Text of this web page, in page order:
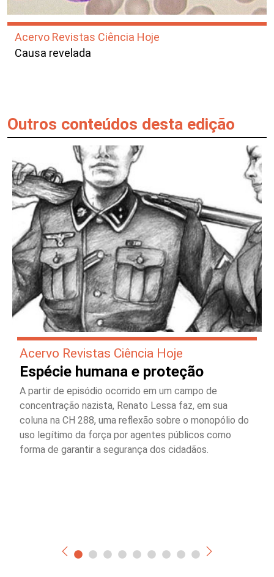
Acervo Revistas Ciência Hoje
Causa revelada
Outros conteúdos desta edição
Acervo Revistas Ciência Hoje
Espécie humana e proteção
A partir de episódio ocorrido em um campo de
concentração nazista, Renato Lessa faz, em sua
coluna na CH 288, uma reflexão sobre o monopólio do
uso legítimo da força por agentes públicos como
forma de garantir a segurança dos cidadãos.